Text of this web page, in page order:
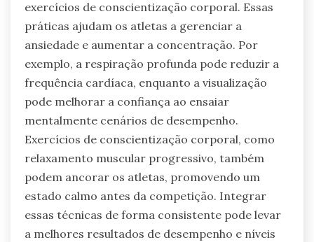
exercícios de conscientização corporal. Essas
práticas ajudam os atletas a gerenciar a
ansiedade e aumentar a concentração. Por
exemplo, a respiração profunda pode reduzir a
frequência cardíaca, enquanto a visualização
pode melhorar a confiança ao ensaiar
mentalmente cenários de desempenho.
Exercícios de conscientização corporal, como
relaxamento muscular progressivo, também
podem ancorar os atletas, promovendo um
estado calmo antes da competição. Integrar
essas técnicas de forma consistente pode levar
a melhores resultados de desempenho e níveis